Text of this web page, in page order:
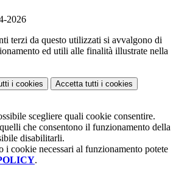
2026
terzi da questo utilizzati si avvalgono di
ed utili alle finalità illustrate nella
i cookies Accetta tutti i cookies
scegliere quali cookie consentire.
che consentono il funzionamento della
disabilitarli.
i cookie necessari al funzionamento potete
.